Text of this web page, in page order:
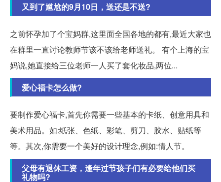
又到了尴尬的9月10日，送还是不送?
之前怀孕加了个宝妈群,这里面全国各地的都有,最近大家也
在群里一直讨论教师节该不该给老师送礼。 有个上海的宝
妈说,她直接给三位老师一人买了套化妆品,两位...
爱心福卡怎么做?
要制作爱心福卡,首先你需要一些基本的卡纸、创意用具和
美术用品。如:纸张、色纸、彩笔、剪刀、胶水、贴纸等
等。其次,你需要一个美好的设计理念,例如:情人节。
父母有退休工资，逢年过节孩子们有必要给他们买
礼物吗?